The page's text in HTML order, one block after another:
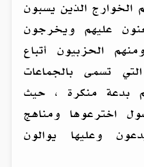
الخوارج الذين يسبون
عليهم ويخرجون
الحزبيون أتباع
تسمى بالجماعات
بدعة منكرة ، حيث
اخترعوها ومناهج
وعليها يوالون